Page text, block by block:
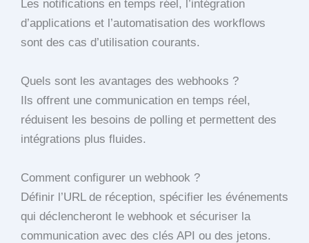
Les notifications en temps réel, l’intégration
d’applications et l’automatisation des workflows
sont des cas d’utilisation courants.
Quels sont les avantages des webhooks ?
Ils offrent une communication en temps réel,
réduisent les besoins de polling et permettent des
intégrations plus fluides.
Comment configurer un webhook ?
Définir l’URL de réception, spécifier les événements
qui déclencheront le webhook et sécuriser la
communication avec des clés API ou des jetons.